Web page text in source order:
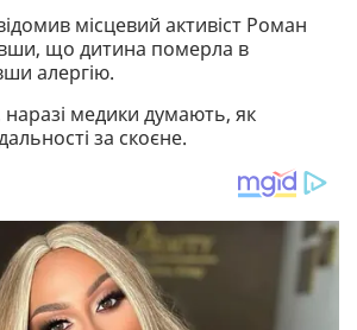
місцевий активіст Роман
що дитина померла в
алергію.
медики думають, як
за скоєне.